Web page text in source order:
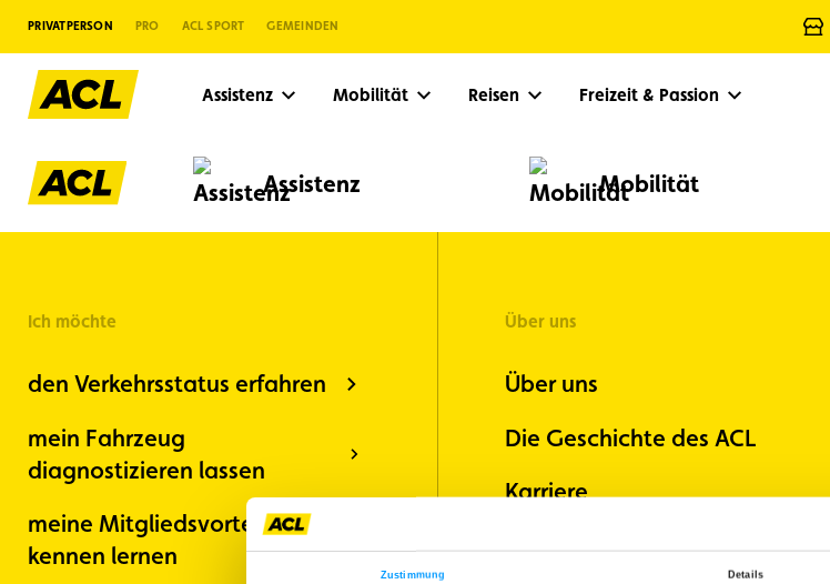
Zustimmung Details
PRIVATPERSON PRO ACL SPORT GEMEINDEN
Assistenz Mobilität Reisen Freizeit & Passion
Vorschläge
Mitglied Mitgliedervorteile
Assistenz Mobilität
Ich möchte
den Verkehrsstatus erfahren
mein Fahrzeug
diagnostizieren lassen
meine Mitgliedsvorteile
kennen lernen
Über uns
Über uns
Die Geschichte des ACL
Karriere
Ein engagierter Club